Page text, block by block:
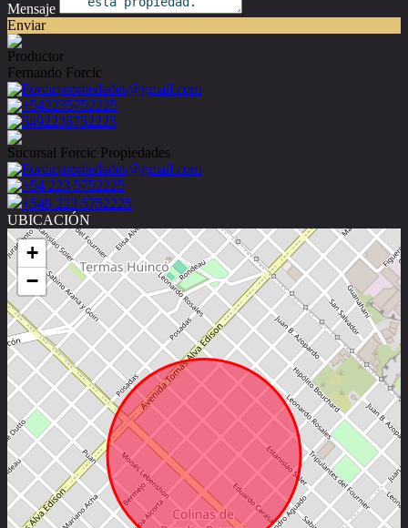
Mensaje
Enviar
Productor
Fernando Forcic
Forcicpropiedades@gmail.com
+542235752225
5492235752225
Sucursal Forcic Propiedades
Forcicpropiedades@gmail.com
+54 223 5752225
+549 223 5752225
UBICACIÓN
+
−